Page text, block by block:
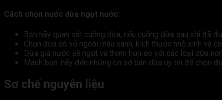
Cách chọn nước dừa ngọt nước:
Bạn hãy quan sát cuống dừa, nếu cuống dừa sau khi đã
Chọn dừa có vỏ ngoài màu xanh, kích thước nhỏ xinh và
Dừa già nước sẽ ngọt và thơm hơn so với các loại dừa
Mách bạn: hãy đến những cơ sở bán dừa uy tín để chọn
Sơ chế nguyên liệu